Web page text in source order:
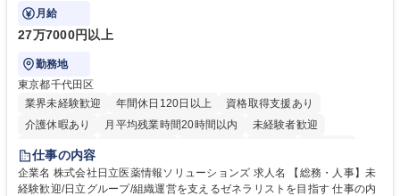
ます。
月給
27万7000円以上
勤務地
東京都千代田区
業界未経験歓迎
年間休日120日以上
資格取得支援あり
介護休暇あり
月平均残業時間20時間以内
未経験者歓迎
住宅手当あり
育休あり
完全週休2日制 交通費支給 土日祝休み 寮・社宅あり
仕事の内容
企業名 株式会社日立医薬情報ソリューションズ 求人名 【総務・人事】未
経験歓迎/日立グループ/組織運営を支えるゼネラリストを目指す 仕事の内